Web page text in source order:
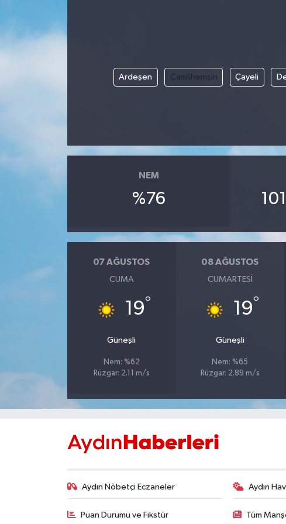
Ardeşen Çamlıhemşin Çayeli
NEM
%76
07 AĞUSTOS
CUMA
19°
Güneşli
Nem: %62
Rüzgar: 2.11 m/s
08 AĞUSTOS
CUMARTESI
19°
Güneşli
Nem: %65
Rüzgar: 2.89 m/s
Aydın Nöbetçi Eczaneler Aydın
Puan Durumu ve Fikstür Tüm
DÜNYA
KÜLTÜR SANAT
ŞİRKET HABERLERİ
SİYASET